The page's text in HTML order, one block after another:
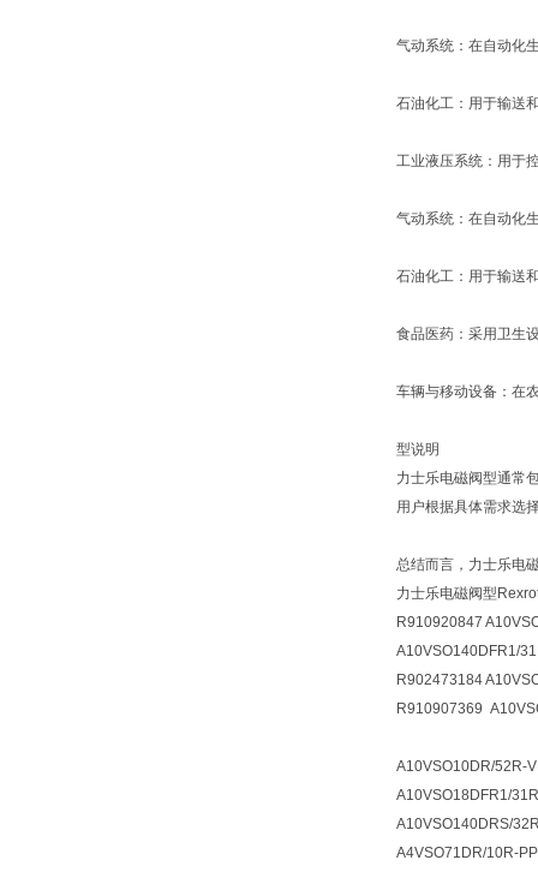
气动系统：在自动化
石油化工：用于输送
工业液压系统：用于
气动系统：在自动化
石油化工：用于输送
食品医药：采用卫生
车辆与移动设备：在
型说明
力士乐电磁阀型通常
用户根据具体需求选
总结而言，力士乐电
力士乐电磁阀型
R910920847
A10VSO140DFR1/
R902473184
R910907369
A10VSO10DR/52R-
A10VSO18DFR1/
A10VSO140DRS/
A4VSO71DR/10R-